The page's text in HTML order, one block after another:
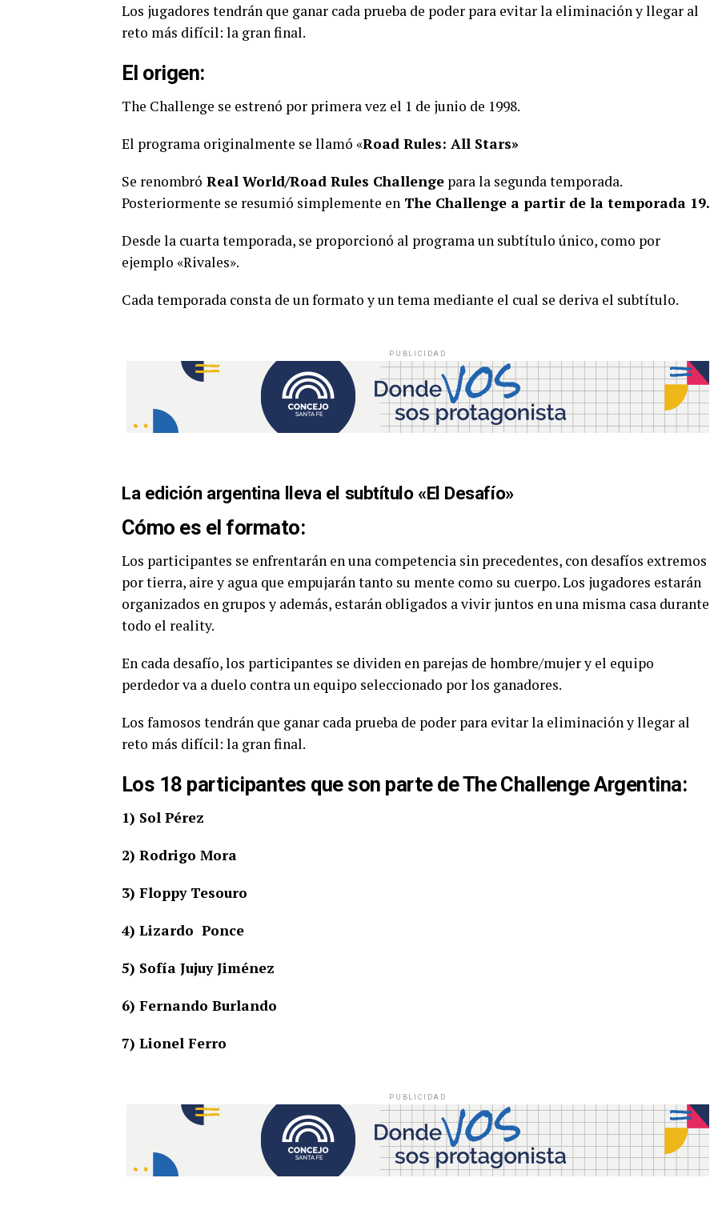
Los jugadores tendrán que ganar cada prueba de poder para evitar la eliminación y llegar al
reto más difícil: la gran final.
El origen:
The Challenge se estrenó por primera vez el 1 de junio de 1998.
El programa originalmente se llamó «Road Rules: All Stars»
Se renombró Real World/Road Rules Challenge para la segunda temporada.
Posteriormente se resumió simplemente en The Challenge a partir de la temporada 19.
Desde la cuarta temporada, se proporcionó al programa un subtítulo único, como por
ejemplo «Rivales».
Cada temporada consta de un formato y un tema mediante el cual se deriva el subtítulo.
PUBLICIDAD
La edición argentina lleva el subtítulo «El Desafío»
Cómo es el formato:
Los participantes se enfrentarán en una competencia sin precedentes, con desafíos extremos
por tierra, aire y agua que empujarán tanto su mente como su cuerpo. Los jugadores estarán
organizados en grupos y además, estarán obligados a vivir juntos en una misma casa durante
todo el reality.
En cada desafío, los participantes se dividen en parejas de hombre/mujer y el equipo
perdedor va a duelo contra un equipo seleccionado por los ganadores.
Los famosos tendrán que ganar cada prueba de poder para evitar la eliminación y llegar al
reto más difícil: la gran final.
Los 18 participantes que son parte de The Challenge Argentina:
1) Sol Pérez
2) Rodrigo Mora
3) Floppy Tesouro
4) Lizardo Ponce
5) Sofía Jujuy Jiménez
6) Fernando Burlando
7) Lionel Ferro
PUBLICIDAD